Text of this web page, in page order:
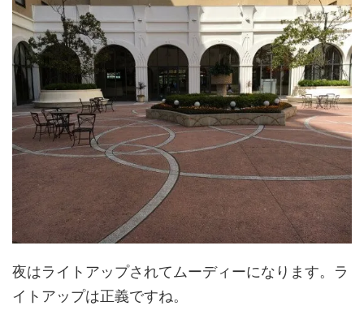
夜はライトアップされてムーディーになります。ラ
イトアップは正義ですね。